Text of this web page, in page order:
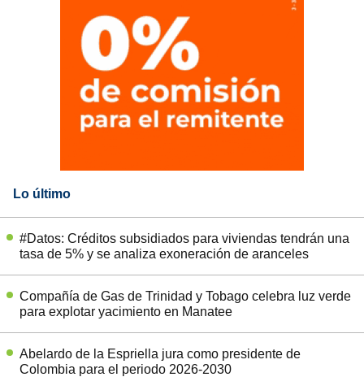
Lo último
#Datos: Créditos subsidiados para viviendas tendrán una
tasa de 5% y se analiza exoneración de aranceles
Compañía de Gas de Trinidad y Tobago celebra luz verde
para explotar yacimiento en Manatee
Abelardo de la Espriella jura como presidente de
Colombia para el periodo 2026-2030